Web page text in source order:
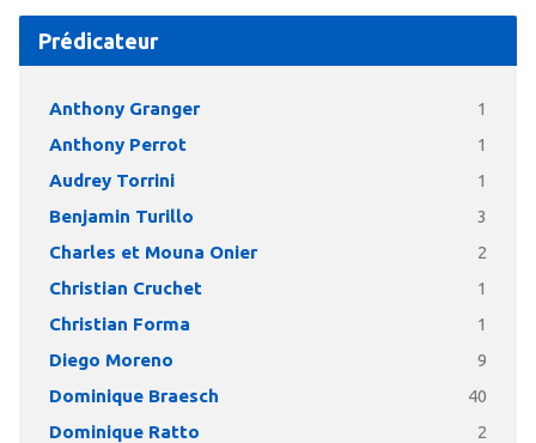
Prédicateur
Anthony Granger 1
Anthony Perrot 1
Audrey Torrini 1
Benjamin Turillo 3
Charles et Mouna Onier 2
Christian Cruchet 1
Christian Forma 1
Diego Moreno 9
Dominique Braesch 40
Dominique Ratto 2